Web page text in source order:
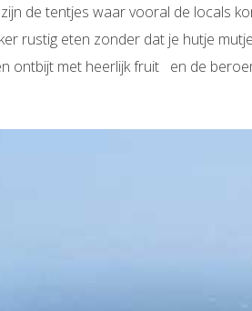
de tentjes waar vooral de locals
rustig eten zonder dat je hutje
ontbijt met heerlijk fruit en de